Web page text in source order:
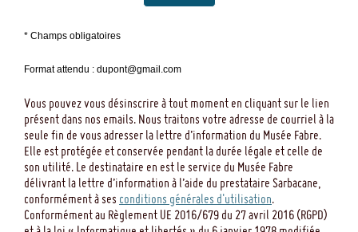
* Champs obligatoires
Format attendu : dupont@gmail.com
Vous pouvez vous désinscrire à tout moment en cliquant sur le lien
présent dans nos emails. Nous traitons votre adresse de courriel à la
seule fin de vous adresser la lettre d’information du Musée Fabre.
Elle est protégée et conservée pendant la durée légale et celle de
son utilité. Le destinataire en est le service du Musée Fabre
délivrant la lettre d’information à l’aide du prestataire Sarbacane,
conformément à ses conditions générales d'utilisation.
Conformément au Règlement UE 2016/679 du 27 avril 2016 (RGPD)